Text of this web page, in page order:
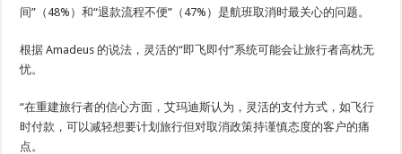
间”（48%）和“退款流程不便”（47%）是航班取消时最关心的问题。
根据 Amadeus 的说法，灵活的“即飞即付”系统可能会让旅行者高枕无
忧。
“在重建旅行者的信心方面，艾玛迪斯认为，灵活的支付方式，如飞行
时付款，可以减轻想要计划旅行但对取消政策持谨慎态度的客户的痛
点。